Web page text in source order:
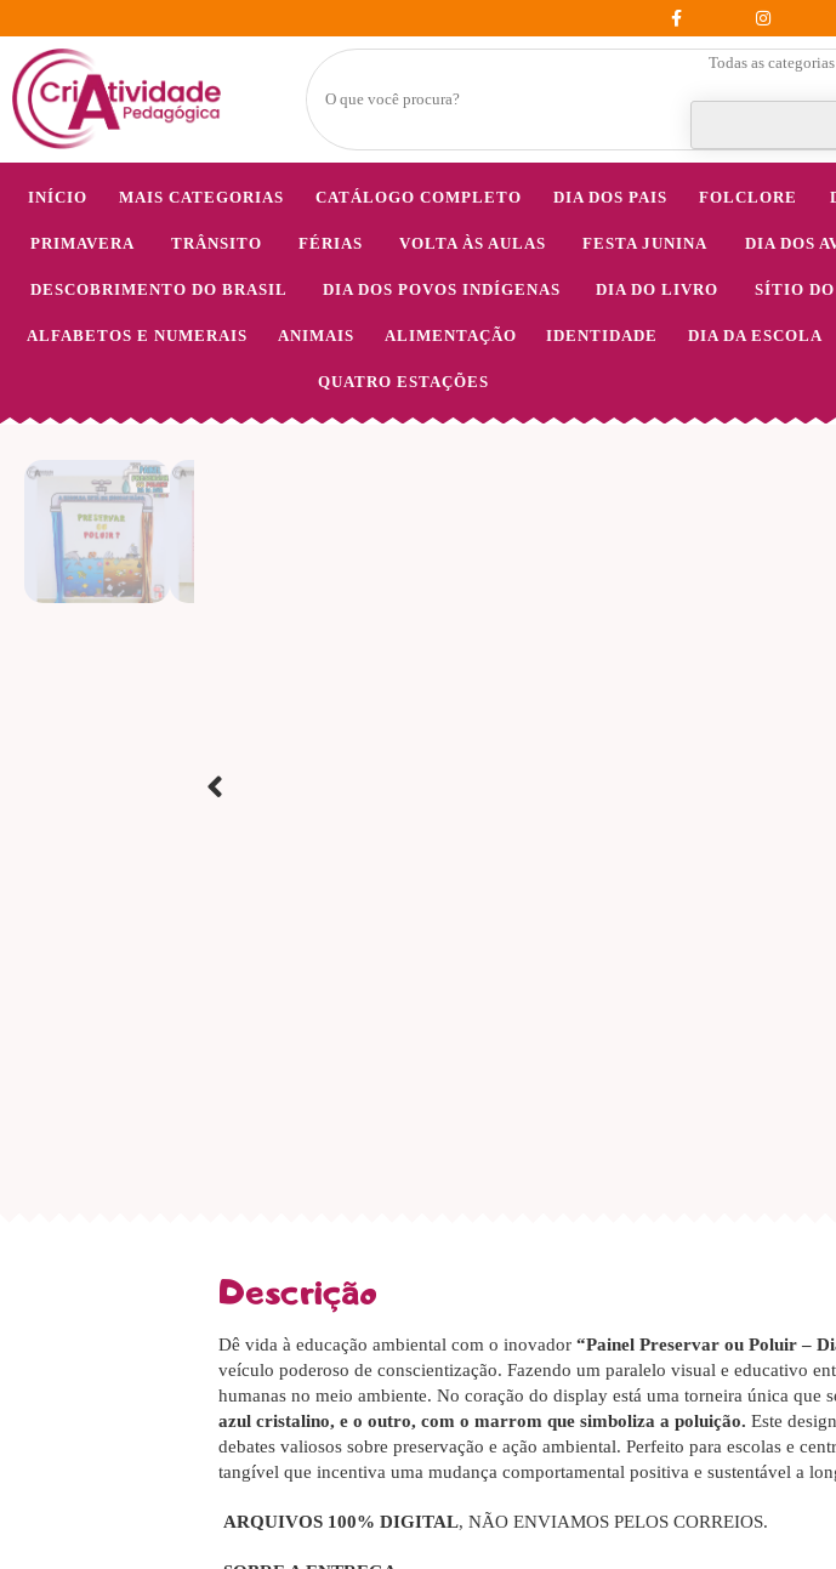
Todas as categorias
INÍCIO MAIS CATEGORIAS CATÁLOGO COMPLETO DIA DOS PAIS FOLCLORE
PRIMAVERA TRÂNSITO FÉRIAS VOLTA ÀS AULAS FESTA JUNINA DIA DOS
DESCOBRIMENTO DO BRASIL DIA DOS POVOS INDÍGENAS DIA DO LIVRO SÍTIO
ALFABETOS E NUMERAIS ANIMAIS ALIMENTAÇÃO IDENTIDADE DIA DA ESCOLA
QUATRO ESTAÇÕES
Descrição
Dê vida à educação ambiental com o inovador “Painel Preservar ou Poluir –
veículo poderoso de conscientização. Fazendo um paralelo visual e educativo
humanas no meio ambiente. No coração do display está uma torneira única que
azul cristalino, e o outro, com o marrom que simboliza a poluição. Este
debates valiosos sobre preservação e ação ambiental. Perfeito para escolas e
tangível que incentiva uma mudança comportamental positiva e sustentável a
ARQUIVOS 100% DIGITAL, NÃO ENVIAMOS PELOS CORREIOS.